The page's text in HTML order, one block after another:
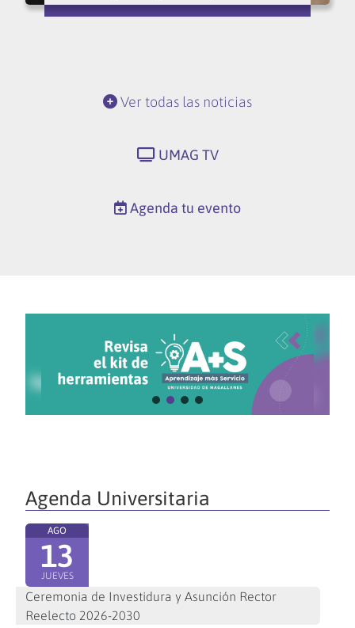
Ver todas las noticias
UMAG TV
Agenda tu evento
Agenda Universitaria
AGO
13
JUEVES
Ceremonia de Investidura y Asunción Rector
Reelecto 2026-2030